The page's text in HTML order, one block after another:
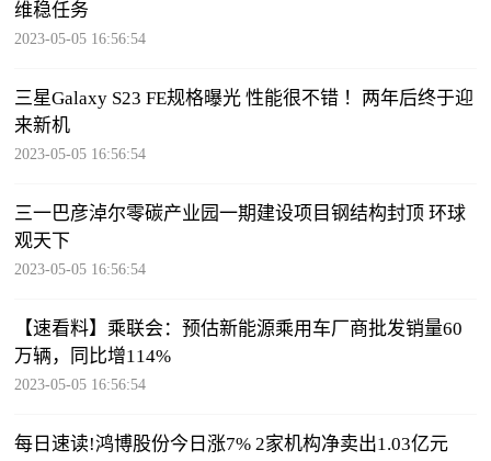
维稳任务
2023-05-05 16:56:54
三星Galaxy S23 FE规格曝光 性能很不错 ！两年后终于迎
来新机
2023-05-05 16:56:54
三一巴彦淖尔零碳产业园一期建设项目钢结构封顶 环球
观天下
2023-05-05 16:56:54
【速看料】乘联会：预估新能源乘用车厂商批发销量60
万辆，同比增114%
2023-05-05 16:56:54
每日速读!鸿博股份今日涨7% 2家机构净卖出1.03亿元